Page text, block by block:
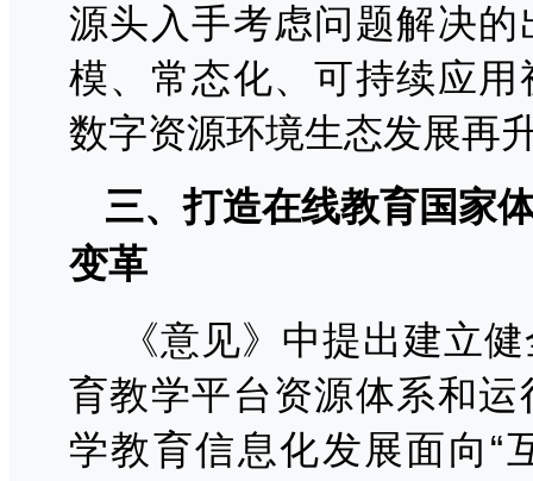
源头入手考虑问题解决
模、常态化、可持续应
数字资源环境生态发展再
三、打造在线教育国家
变革
《意见》中提出建立
育教学平台资源体系和
学教育信息化发展面向 “